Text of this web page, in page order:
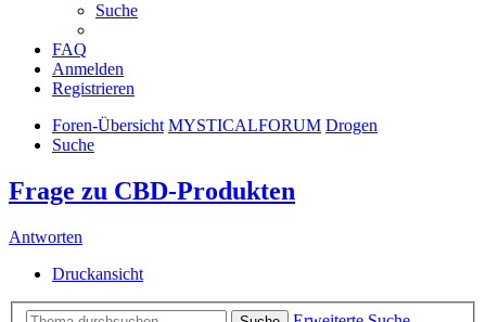
Suche
FAQ
Anmelden
Registrieren
Foren-Übersicht MYSTICALFORUM Drogen
Suche
Frage zu CBD-Produkten
Antworten
Druckansicht